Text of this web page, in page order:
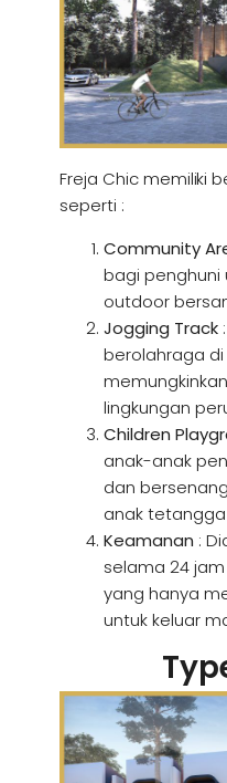
Freja Chic memiliki
seperti :
Community
bagi penghuni
outdoor
Jogging Track:
berolahraga
lingkungan
Children
anak-anak
dan
anak tetangga
Keamanan :
selama 24
yang hanya
untuk keluar